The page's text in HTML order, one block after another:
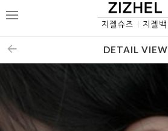
메
DETAIL VIEW